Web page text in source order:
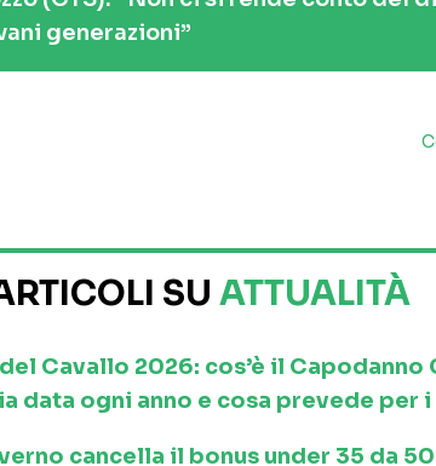
generazioni”
SU ATTUALITÀ
Cavallo 2026: cos’è il Capodanno
data ogni anno e cosa prevede per i
cancella il bonus under 35 da